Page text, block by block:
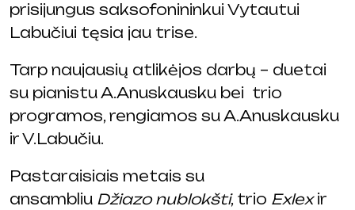
prisijungus saksofonininkui Vytautui
Labučiui tęsia jau trise.
Tarp naujausių atlikėjos darbų – duetai
su pianistu A.Anuskausku bei trio
programos, rengiamos su A.Anuskausku
ir V.Labučiu.
Pastaraisiais metais su
ansambliu Džiazo nublokšti, trio Exlexir